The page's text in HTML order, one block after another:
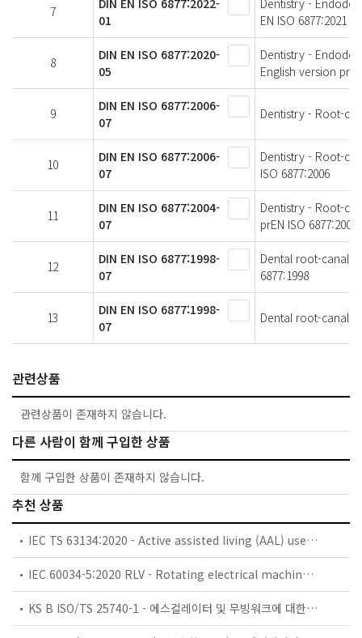
7
01
EN ISO 6877:2021
8
DIN EN ISO 6877:2020-
05
Dentistry -
English version
9
DIN EN ISO 6877:2006-
07
Dentistry - Root-
10
DIN EN ISO 6877:2006-
07
Dentistry - Root-
ISO 6877:2006
11
DIN EN ISO 6877:2004-
07
Dentistry - Root-
prEN ISO 6877:2004
12
DIN EN ISO 6877:1998-
07
Dental root-canal
6877:1998
13
DIN EN ISO 6877:1998-
07
Dental root-canal
관련상품
관련상품이 존재하지 않습니다.
다른 사람이 함께 구입한 상품
함께 구입한 상품이 존재하지 않습니다.
추천 상품
IEC TS 63134:2020 - Active assisted living (AAL) use cases
IEC 60034-5:2020 RLV - Rotating electrical machines - Part 5: Degrees of protection provided by the integral design of rotating electrical machines (IP code) - Classification
KS B ISO/TS 25740-1 - 에스컬레이터 및 무빙워크에 대한 안전요건 — 제1부: 세계공통 필수 안전요건(GESRs)